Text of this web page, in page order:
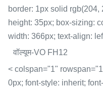
border: 1px solid
height: 35px; box-sizing:
width: 366px; text-align:
वॉल्यूम-VO FH12
< colspan="1"
0px; font-style: inherit;